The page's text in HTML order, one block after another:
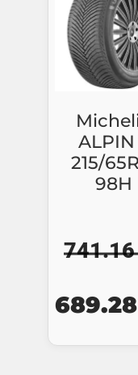
ALPIN
215/
98H
inițial
a
689.28